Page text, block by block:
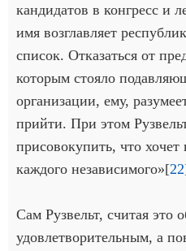
кандидатов в конгресс и
имя возглавляет
список. Отказаться от
которым стояло
организации, ему,
прийти. При этом
присовокупить, что
каждого независимого»[22
Сам Рузвельт, считая это
удовлетворительным, а